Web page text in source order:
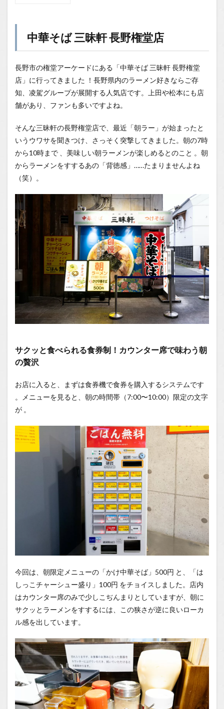
軒
店
1.0.1
サクッ
られる
制！カ
ー席で
味わう
朝の贅
100円
の「は
しっこ
チャー
シュー
盛り」
究極の
シンプ
ル！ワ
ンコイ
中華そ
卓上調
味料
「昭和
You
Tubeチ
ャンネ
ル
中華そば 三昧軒 長野権堂店
長野市の権堂アーケードにある「中華そば 三昧軒 長野権堂
店」に行ってきました ！長野県内のラーメン好きならご存
知、凌駕グループが展開する人気店です。上田や松本にも店
舗があり、ファンも多いですよね。
そんな三昧軒の長野権堂店で、最近「朝ラー」が始まったと
いうウワサを聞きつけ、さっそく突撃してきました。朝の7時
から10時まで
、美味しい朝ラーメンが楽しめるとのこと 。朝
からラーメンをすするあの「背徳感」……たまりませんよね
（笑）。
サクッと食べられる食券制！カウンター席で味わう朝
の贅沢
お店に入ると、まずは食券機で食券を購入するシステムです
。メニューを見ると、朝の時間帯（7:00〜10:00）限定の文字
が 。
今回は、朝限定メニューの「かけ中華そば」500円 と、「は
しっこチャーシュー盛り」100円 をチョイスしました。店内
はカウンター席のみで少しこぢんまりとしていますが、朝に
サクッとラーメンをすするには、この狭さが逆に良いローカ
ル感を出しています。